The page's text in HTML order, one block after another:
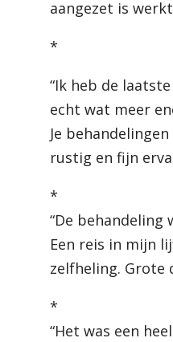
aangezet is
*
“Ik heb de
echt wat meer
Je
rustig en fijn
*
“De behandeling
Een reis in mijn
zelfheling. Grote
*
“Het was een